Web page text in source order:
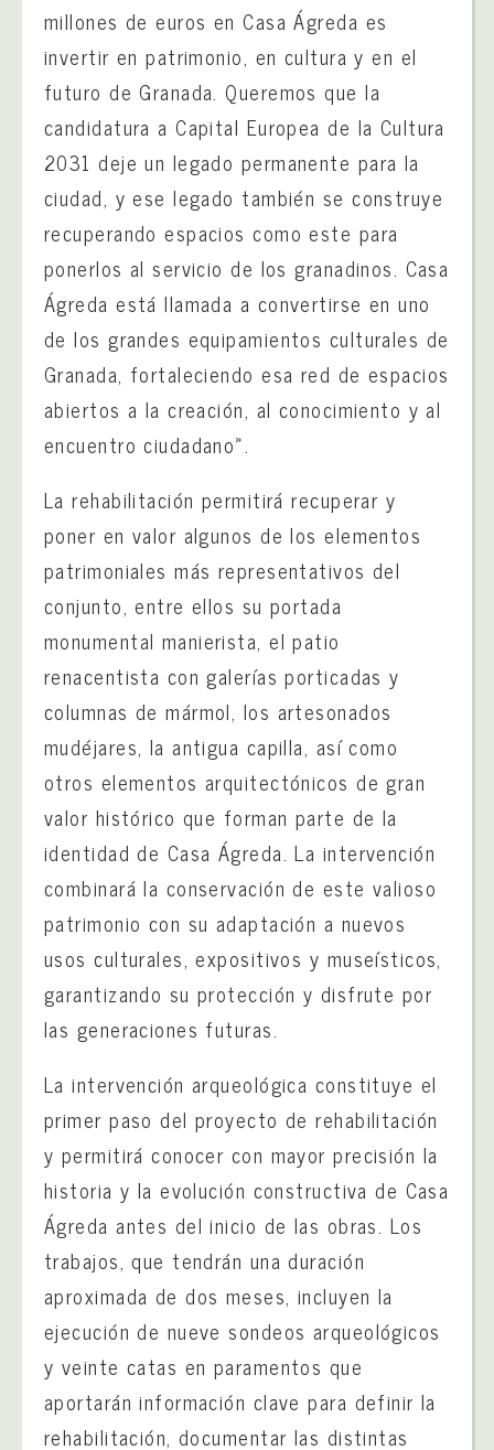
millones de euros en Casa Ágreda es
invertir en patrimonio, en cultura y en el
futuro de Granada. Queremos que la
candidatura a Capital Europea de la Cultura
2031 deje un legado permanente para la
ciudad, y ese legado también se construye
recuperando espacios como este para
ponerlos al servicio de los granadinos. Casa
Ágreda está llamada a convertirse en uno
de los grandes equipamientos culturales de
Granada, fortaleciendo esa red de espacios
abiertos a la creación, al conocimiento y al
encuentro ciudadano».
La rehabilitación permitirá recuperar y
poner en valor algunos de los elementos
patrimoniales más representativos del
conjunto, entre ellos su portada
monumental manierista, el patio
renacentista con galerías porticadas y
columnas de mármol, los artesonados
mudéjares, la antigua capilla, así como
otros elementos arquitectónicos de gran
valor histórico que forman parte de la
identidad de Casa Ágreda. La intervención
combinará la conservación de este valioso
patrimonio con su adaptación a nuevos
usos culturales, expositivos y museísticos,
garantizando su protección y disfrute por
las generaciones futuras.
La intervención arqueológica constituye el
primer paso del proyecto de rehabilitación
y permitirá conocer con mayor precisión la
historia y la evolución constructiva de Casa
Ágreda antes del inicio de las obras. Los
trabajos, que tendrán una duración
aproximada de dos meses, incluyen la
ejecución de nueve sondeos arqueológicos
y veinte catas en paramentos que
aportarán información clave para definir la
rehabilitación, documentar las distintas